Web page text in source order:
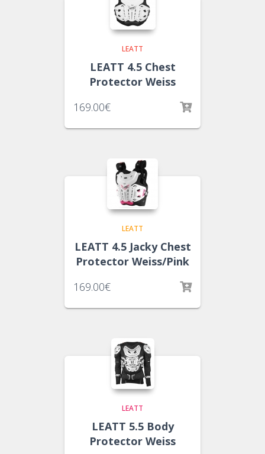
LEATT
LEATT 4.5 Chest
Protector Weiss
169.00€
LEATT
LEATT 4.5 Jacky Chest
Protector Weiss/Pink
169.00€
LEATT
LEATT 5.5 Body
Protector Weiss